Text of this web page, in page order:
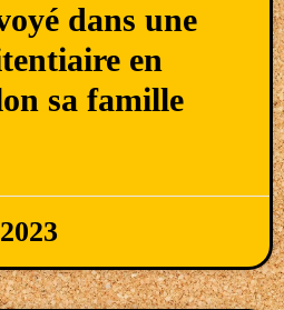
dans une
en
sa famille